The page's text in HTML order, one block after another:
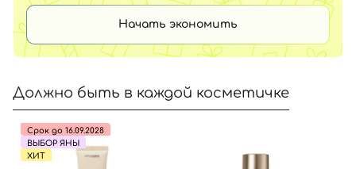
Начать экономить
Должно быть в каждой косметичке
Срок до 16.09.2028
ВЫБОР ЯНЫ
ХИТ